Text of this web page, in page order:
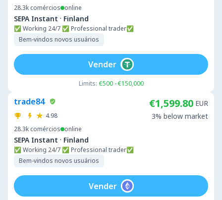
28.3k comércios online
SEPA Instant · Finland
✅ Working 24/7 ✅ Professional trader✅
Bem-vindos novos usuários
Limits: €500 - €150,000
Vender
trade84
4.98
28.3k comércios online
SEPA Instant · Finland
✅ Working 24/7 ✅ Professional trader✅
Bem-vindos novos usuários
€1,599.80 EUR
3% below market
Vender